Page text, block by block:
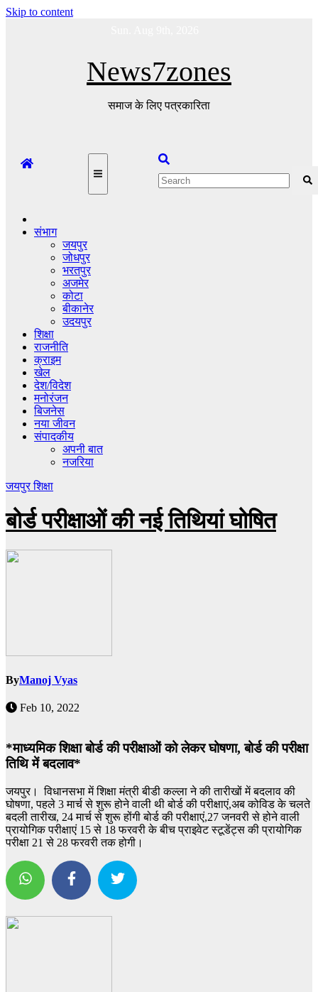
Skip to content
News7zones
समाज के लिए पत्रकारिता
संभाग
जयपुर
जोधपुर
भरतपुर
अजमेर
कोटा
बीकानेर
उदयपुर
शिक्षा
राजनीति
क्राइम
खेल
देश/विदेश
मनोरंजन
बिजनेस
नया जीवन
संपादकीय
अपनी बात
नजरिया
जयपुरशिक्षा
बोर्ड परीक्षाओं की नई तिथियां घोषित
ByManoj Vyas
Feb 10, 2022
*माध्यमिक शिक्षा बोर्ड की परीक्षाओं को लेकर घोषणा, बोर्ड की परीक्षा
तिथि में बदलाव*
जयपुर। विधानसभा में शिक्षा मंत्री बीडी कल्ला ने की तारीखों में बदलाव की
घोषणा, पहले 3 मार्च से शुरू होने वाली थी बोर्ड की परीक्षाएं,अब कोविड के चलते
बदली तारीख, 24 मार्च से शुरू होंगी बोर्ड की परीक्षाएं,27 जनवरी से होने वाली
प्रायोगिक परीक्षाएं 15 से 18 फरवरी के बीच प्राइवेट स्टूडेंट्स की प्रायोगिक
परीक्षा 21 से 28 फरवरी तक होगी।